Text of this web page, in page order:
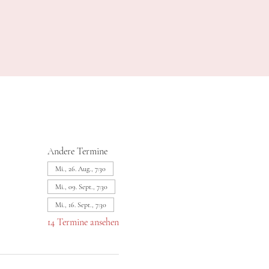
Andere Termine
Mi., 26. Aug., 7:30
Mi., 09. Sept., 7:30
Mi., 16. Sept., 7:30
14 Termine ansehen